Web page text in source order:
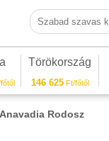
Szabad szavas
Törökország
146 625Ft/főtől
Anavadia Rodosz